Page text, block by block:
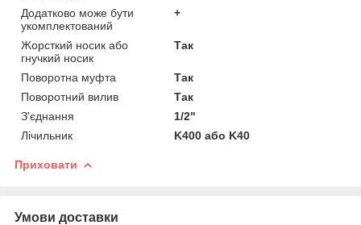
Додатково може бути
укомплектований
+
Жорсткий носик або
гнучкий носик
Так
Поворотна муфта
Так
Поворотний вилив
Так
З'єднання
1/2"
Лічильник
K400 або K40
Приховати
Умови доставки